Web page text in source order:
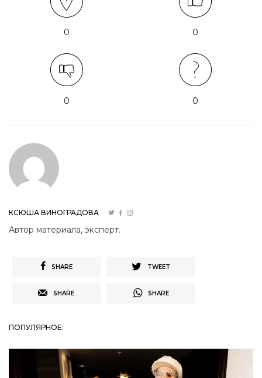
0 0
0 0
КСЮША ВИНОГРАДОВА
Автор материала, эксперт.
SHARE TWEET
SHARE SHARE
ПОПУЛЯРНОЕ: